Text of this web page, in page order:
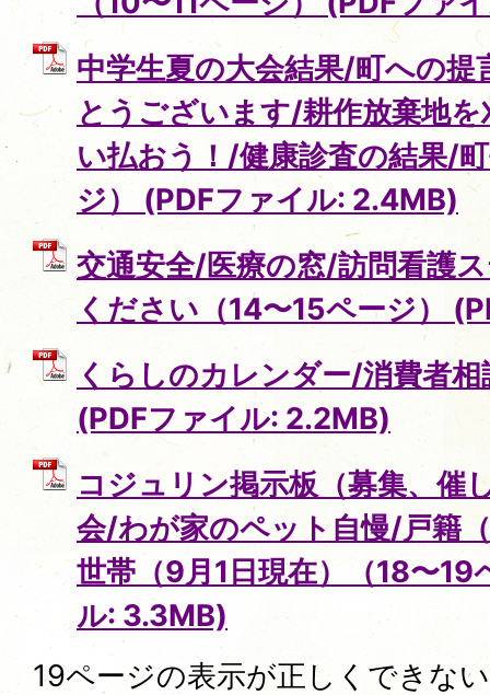
中学生夏の大会結果/町への
とうございます/耕作放棄地
い払おう！/健康診査の結果/
ジ） (PDFファイル: 2.4MB)
交通安全/医療の窓/訪問看護
ください（14〜15ページ）
くらしのカレンダー/消費者
(PDFファイル: 2.2MB)
コジュリン掲示板（募集、催
会/わが家のペット自慢/戸籍
世帯（9月1日現在）（18〜19
ル: 3.3MB)
19ページの表示が正しくできな